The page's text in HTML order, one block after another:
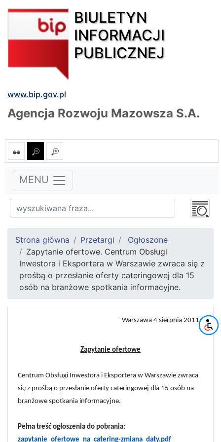
BIULETYN
INFORMACJI
PUBLICZNEJ
www.bip.gov.pl
Agencja Rozwoju Mazowsza S.A.
MENU
Strona główna Przetargi
Ogłoszone
Zapytanie ofertowe. Centrum Obsługi
Inwestora i Eksportera w Warszawie zwraca się z
prośbą o przesłanie oferty cateringowej dla 15
osób na branżowe spotkania informacyjne.
Warszawa 4 sierpnia 2011r.
Zapytanie ofertowe
Centrum Obsługi Inwestora i Eksportera w Warszawie zwraca
się z prośbą o przesłanie oferty cateringowej dla 15 osób na
branżowe spotkania informacyjne.
Pełna treść ogłoszenia do pobrania:
zapytanie_ofertowe_na_catering-zmiana_daty.pdf